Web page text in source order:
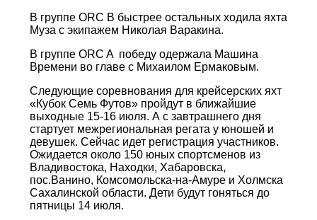
В группе ORC B быстрее остальных ходила яхта
Муза с экипажем Николая Варакина.
В группе ORC A победу одержала Машина
Времени во главе с Михаилом Ермаковым.
Следующие соревнования для крейсерских яхт
«Кубок Семь Футов» пройдут в ближайшие
выходные 15-16 июля. А с завтрашнего дня
стартует межрегиональная регата у юношей и
девушек. Сейчас идет регистрация участников.
Ожидается около 150 юных спортсменов из
Владивостока, Находки, Хабаровска,
пос.Ванино, Комсомольска-на-Амуре и Холмска
Сахалинской области. Дети будут гоняться до
пятницы 14 июля.